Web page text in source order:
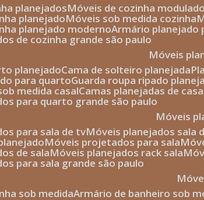
planejados
móveis de cozinha
planejado móveis sob medida cozinha
planejado moderno armário planejado
de cozinha grande são paulo
móveis
planejado cama de solteiro planejada
para quarto guarda roupa ripado
medida casal camas planejadas de
para quarto grande são paulo
móveis
para sala de tv
móveis planejados
móveis projetados para sala
de sala móveis planejados rack sala
para sala grande são paulo
sob medida armário de banheiro sob